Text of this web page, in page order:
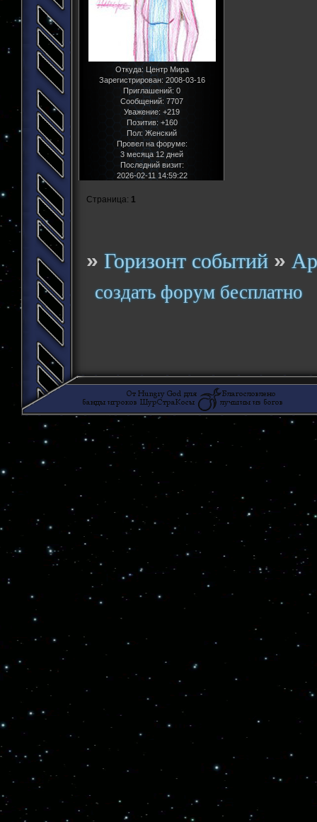
Откуда:Центр Мира
Зарегистрирован: 2008-03-16
Приглашений: 0
Сообщений: 7707
Уважение: +219
Позитив: +160
Пол:Женский
Провел на форуме:
3 месяца 12 дней
Последний визит:
2026-02-11 14:59:22
Страница: 1
»Горизонт событий »
создать форум бесплатно